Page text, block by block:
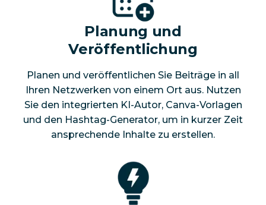
Planung und
Veröffentlichung
Planen und veröffentlichen Sie Beiträge in all
Ihren Netzwerken von einem Ort aus. Nutzen
Sie den integrierten KI-Autor, Canva-Vorlagen
und den Hashtag-Generator, um in kurzer Zeit
ansprechende Inhalte zu erstellen.